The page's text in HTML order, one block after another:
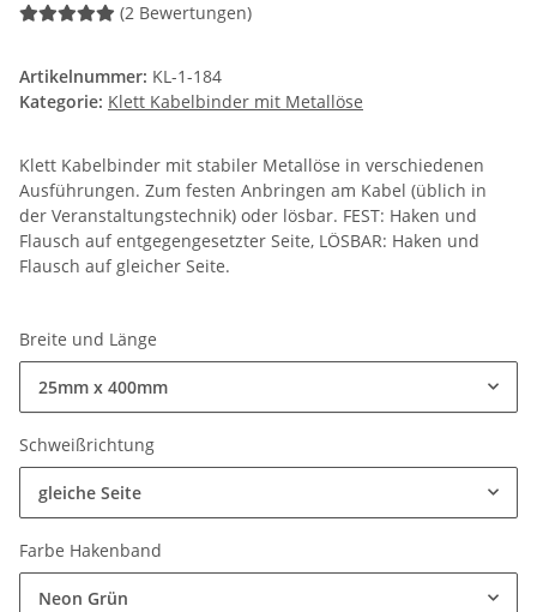
(2 Bewertungen)
Artikelnummer: KL-1-184
Kategorie: Klett Kabelbinder mit Metallöse
Klett Kabelbinder mit stabiler Metallöse in verschiedenen
Ausführungen. Zum festen Anbringen am Kabel (üblich in
der Veranstaltungstechnik) oder lösbar. FEST: Haken und
Flausch auf entgegengesetzter Seite, LÖSBAR: Haken und
Flausch auf gleicher Seite.
Breite und Länge
25mm x 400mm
Schweißrichtung
gleiche Seite
Farbe Hakenband
Neon Grün